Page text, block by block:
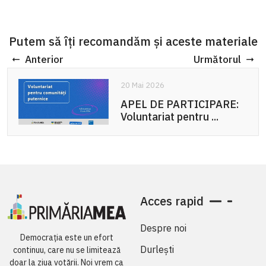
Putem să îți recomandăm și aceste materiale
Anterior Următorul
20 Mai 2026
APEL DE PARTICIPARE:
Voluntariat pentru ...
Democrația este un efort
continuu, care nu se limitează
doar la ziua votării. Noi vrem ca
Acces rapid
Despre noi
Durlești